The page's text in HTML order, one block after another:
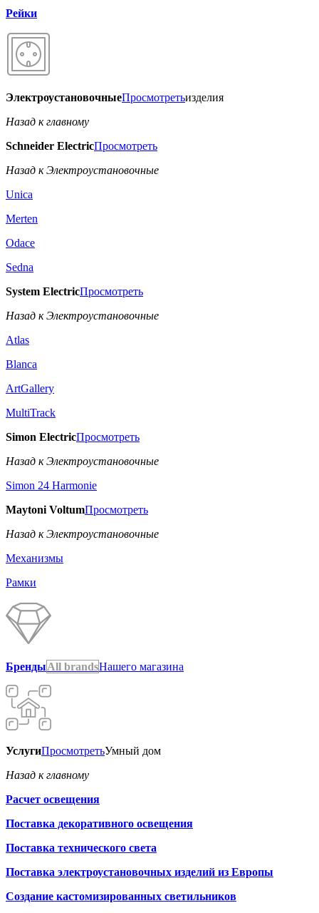
Рейки
ЭлектроустановочныеПросмотретьизделия
Назад к главному
Schneider ElectricПросмотреть
Назад к Электроустановочные
Unica
Merten
Odace
Sedna
System ElectricПросмотреть
Назад к Электроустановочные
Atlas
Blanca
ArtGallery
MultiTrack
Simon ElectricПросмотреть
Назад к Электроустановочные
Simon 24 Harmonie
Maytoni VoltumПросмотреть
Назад к Электроустановочные
Механизмы
Рамки
БрендыAll brandsНашего магазина
УслугиПросмотретьУмный дом
Назад к главному
Расчет освещения
Поставка декоративного освещения
Поставка технического света
Поставка электроустановочных изделий из Европы
Создание кастомизированных светильников